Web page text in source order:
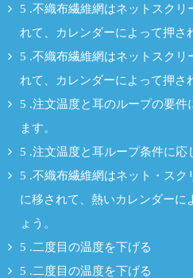
5 .不織布繊維網はネットスクリ
れて、カレンダーによって押さ
5 .不織布繊維網はネットスクリ
れて、カレンダーによって押さ
5 .注文温度と耳のループの要
ます。
5 .注文温度と耳ループ条件に応
5 .不織布繊維網はネット・ス
に移されて、熱いカレンダーに
ょう。
5 .二度目の温度を下げる
5 .二度目の温度を下げる